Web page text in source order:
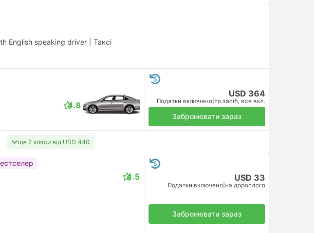
English speaking driver Таксі
4.8
USD 364
Податки включено тр.засіб, все вкл.
Забронювати зараз
ще 2 класи від USD 440
4.5 USD 33
Податки включено на дорослого
Забронювати зараз